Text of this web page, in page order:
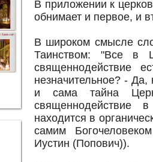
В приложении к
обнимает и первое, и
В широком смысле
Таинством: "Все в
священнодействие
незначительное? - Да,
и сама тайна
священнодействие
находится в
самим
Иустин (Попович)).